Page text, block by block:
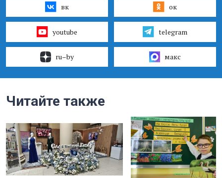
вк ок
youtube telegram
ru–by макс
Читайте также